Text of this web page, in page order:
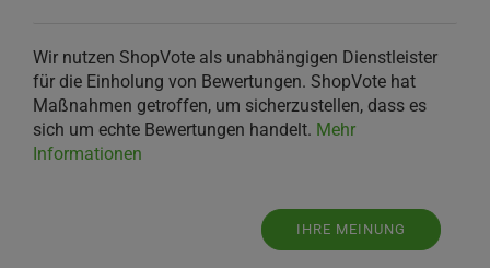
Wir nutzen ShopVote als unabhängigen Dienstleister
für die Einholung von Bewertungen. ShopVote hat
Maßnahmen getroffen, um sicherzustellen, dass es
sich um echte Bewertungen handelt. Mehr
Informationen
IHRE MEINUNG